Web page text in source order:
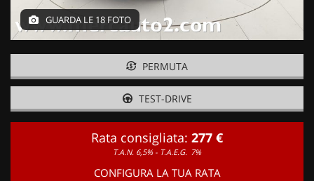
GUARDA LE 18 FOTO
PERMUTA
TEST-DRIVE
Rata consigliata: 277 €
T.A.N. 6,5% - T.A.E.G. 7%
CONFIGURA LA TUA RATA